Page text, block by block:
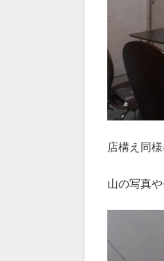
店構え同
山の写真